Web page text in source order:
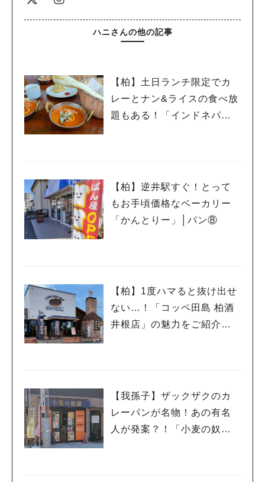
ハニさんの他の記事
【柏】土日ランチ限定でカ
レーとナン&ライスの食べ放
題もある！「インドネパー
【柏】逆井駅すぐ！とって
もお手頃価格なベーカリー
「かんとりー」│パン⑧
【柏】1度ハマると抜け出せ
ない…！「コッペ田島 柏酒
井根店」の魅力をご紹介し
【我孫子】ザックザクのカ
レーパンが名物！あの有名
人が発案？！「小麦の奴隷
人気のキーワード
#教えたい/こんなの見つけた